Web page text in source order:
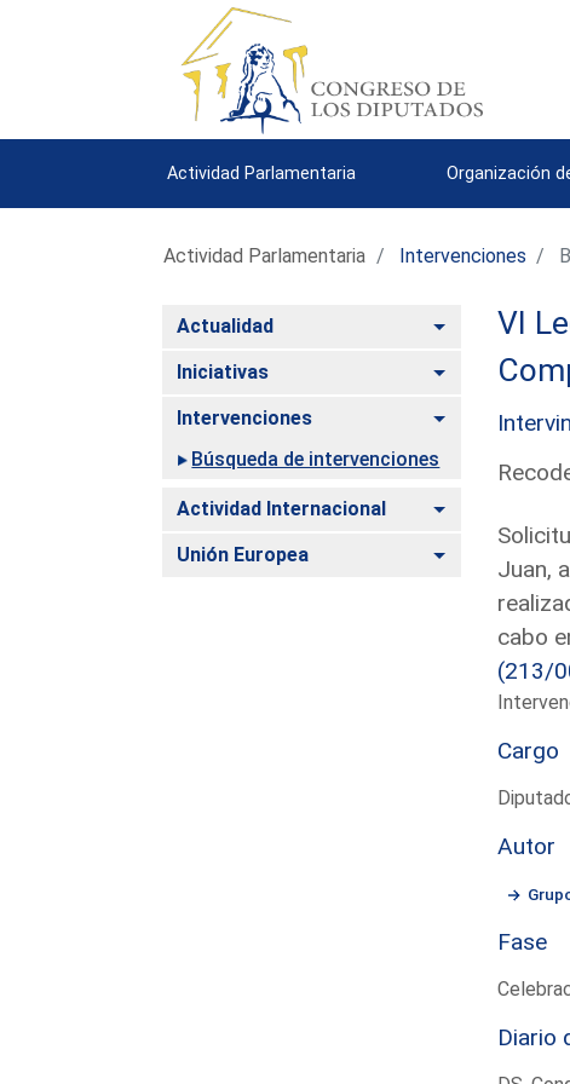
Actividad Parlamentaria Organización
Actividad Parlamentaria Intervenciones
Actualidad Alternar
Iniciativas Alternar
Intervenciones
Alternar
Búsqueda de intervenciones
Actividad Internacional Alternar
Unión Europea Alternar
VI
Juan,
cabo
(213/
Cargo
Autor
Fase
Diario